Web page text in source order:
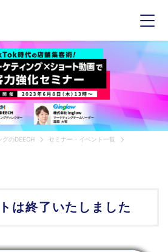
のDEECH
セミナー・イベント一覧
は終了いたしました